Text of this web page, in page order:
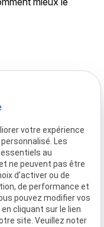
DILBEEK
votre expérience
Les
au
ne peuvent pas être
d'activer ou de
de performance et
pouvez modifier vos
cliquant sur le lien
site. Veuillez noter